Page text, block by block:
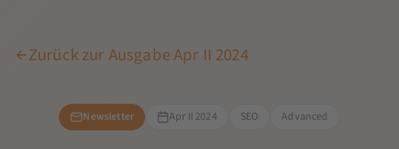
Zurück zur Ausgabe Apr II 2024
Newsletter Apr II 2024 SEO Advanced